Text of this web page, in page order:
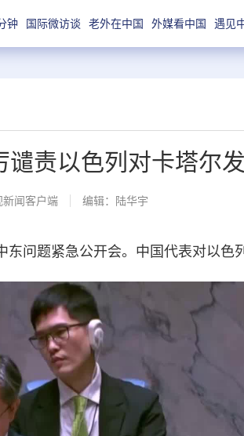
钟 国际微访谈 老外在中国 外媒看中国 遇见
谴责以色列对卡塔尔
新闻客户端 编辑：陆华宇
题紧急公开会。中国代表对以色